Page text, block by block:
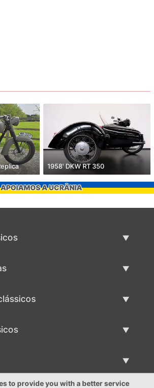
1958' DKW RT 350
APOIAMOS A UCRÂNIA
to provide you with a better service